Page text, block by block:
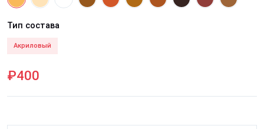
Тип состава
Акриловый
₽400